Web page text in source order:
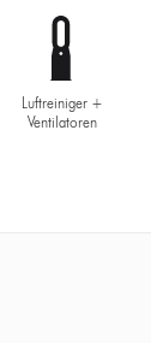
Luftreiniger +
Ventilatoren